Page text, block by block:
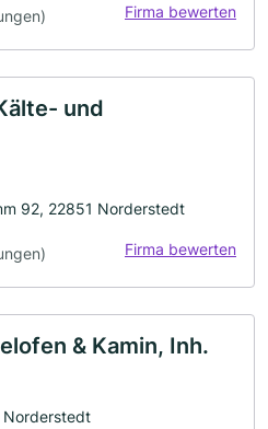
Firma bewerten
und
92, 22851 Norderstedt
Firma bewerten
& Kamin, Inh.